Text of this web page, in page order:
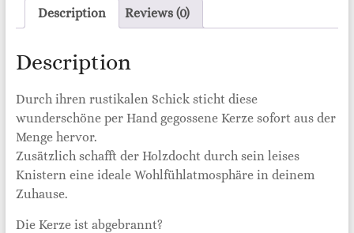
Description Reviews (0)
Description
Durch ihren rustikalen Schick sticht diese
wunderschöne per Hand gegossene Kerze sofort aus der
Menge hervor.
Zusätzlich schafft der Holzdocht durch sein leises
Knistern eine ideale Wohlfühlatmosphäre in deinem
Zuhause.
Die Kerze ist abgebrannt?